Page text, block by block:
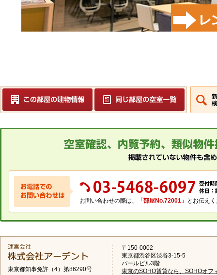
お問い合わせの際は、 「部屋No.72001」 とお伝え
東京都知事免許（4）第86290号
〒150-0002
東京都渋谷区渋谷3-15-5
パールビル3階
東京のSOHO賃貸なら、SOHOオフ